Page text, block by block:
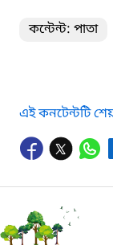
কন্টেন্ট: পাতা
এই কনটেন্টটি